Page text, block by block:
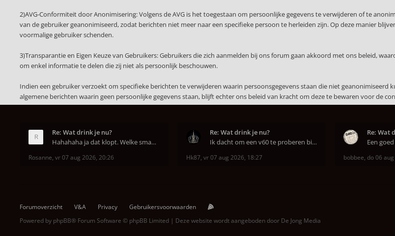
2)AVG-Conformiteit door Anonimisering: Volgens de AVG is het toegestaan om persoonlijke gegevens te verwijderen of te
van de gebruiker geanonimiseerd, zodat berichten niet meer naar een specifieke persoon te herleiden zijn. Op deze manier
voormalige gebruiker schenden.
3)Transparantie en Eigen Keuze van Gebruikers: Gebruikers die zich aanmelden bij ons forum gaan akkoord met ons beleid,
om enkel informatie te delen die zij niet als persoonlijk beschouwen.
Indien een gebruiker verzoekt om specifieke berichten te verwijderen waarin persoonsgegevens staan die niet
algemene berichten waarin geen persoonlijke gegevens staan, blijft echter ons beleid van kracht om deze te bewaren voor de
Re: Wat drink je nu?
Hahahaha ja dat klopt. Welke smaak had je?? Ben
Rosanne, vr 07 aug 2026, 20:26
Re: Wat drink je nu?
Ik dacht om een v60 te proberen bij DAK in Amsterd
Hk87, vr 07 aug 2026, 18:27
Re: Wat
bobbee, do 06
Forumoverzicht V&A Privacy Gebruikersvoorwaarden
Powered by phpBB® Forum Software © phpBB Limited | Deze website wordt aangeboden door De Jong Media